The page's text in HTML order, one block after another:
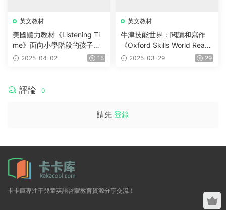
英文教材
美國聽力教材《Listening Ti
me》面向小學階段的孩子系
統提升聽力，PDF學生書+練
2025-04-02 15
英文教材
牛津技能世界：閱讀和寫作
《Oxford Skills World Readi
ng With Writing 》G1-G6全
2025-03-29 29
評論 0
請先 登錄
卡卡庫專注于兒童英語啓蒙教育資源分享交流！